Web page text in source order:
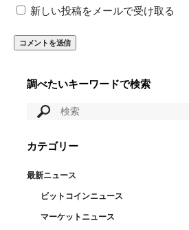
新しい投稿をメールで受け取る
調べたいキーワードで検索
カテゴリー
最新ニュース
ビットコインニュース
マーケットニュース